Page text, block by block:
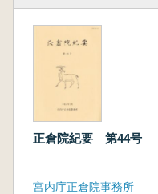
正倉院紀要 第44号
宮内庁正倉院事務所